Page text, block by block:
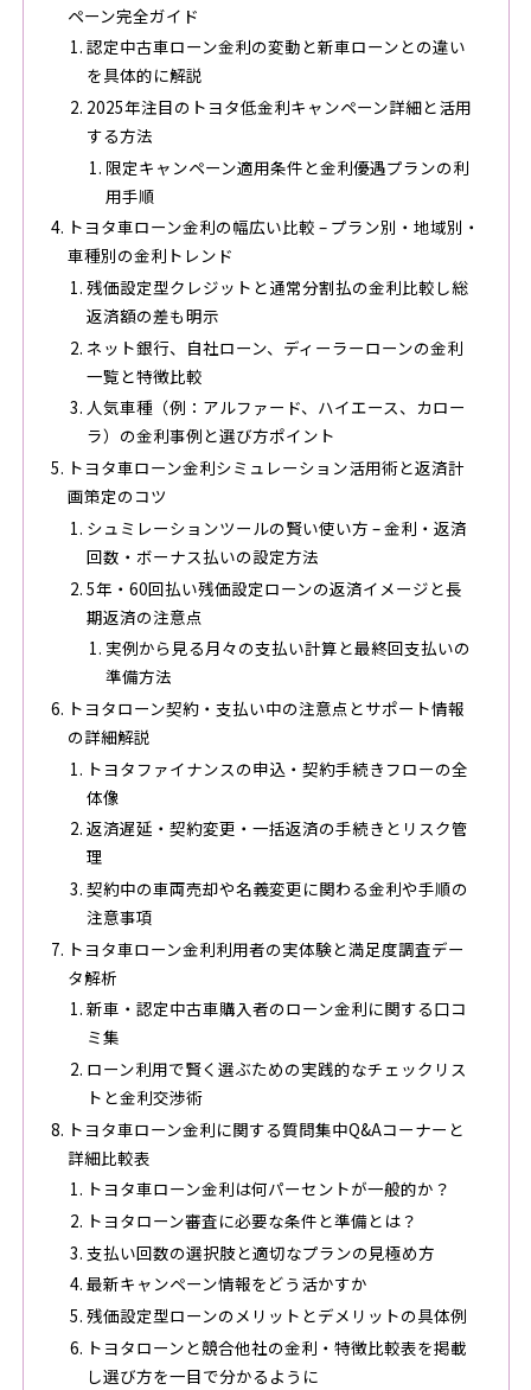
ペーン完全ガイド
認定中古車ローン金利の変動と新車ローンとの違い
を具体的に解説
2025年注目のトヨタ低金利キャンペーン詳細と活用
する方法
限定キャンペーン適用条件と金利優遇プランの利
用手順
トヨタ車ローン金利の幅広い比較 – プラン別・地域別・
車種別の金利トレンド
残価設定型クレジットと通常分割払の金利比較し総
返済額の差も明示
ネット銀行、自社ローン、ディーラーローンの金利
一覧と特徴比較
人気車種（例：アルファード、ハイエース、カロー
ラ）の金利事例と選び方ポイント
トヨタ車ローン金利シミュレーション活用術と返済計
画策定のコツ
シュミレーションツールの賢い使い方 – 金利・返済
回数・ボーナス払いの設定方法
5年・60回払い残価設定ローンの返済イメージと長
期返済の注意点
実例から見る月々の支払い計算と最終回支払いの
準備方法
トヨタローン契約・支払い中の注意点とサポート情報
の詳細解説
トヨタファイナンスの申込・契約手続きフローの全
体像
返済遅延・契約変更・一括返済の手続きとリスク管
理
契約中の車両売却や名義変更に関わる金利や手順の
注意事項
トヨタ車ローン金利利用者の実体験と満足度調査デー
タ解析
新車・認定中古車購入者のローン金利に関する口コ
ミ集
ローン利用で賢く選ぶための実践的なチェックリス
トと金利交渉術
トヨタ車ローン金利に関する質問集中Q&Aコーナーと
詳細比較表
トヨタ車ローン金利は何パーセントが一般的か？
トヨタローン審査に必要な条件と準備とは？
支払い回数の選択肢と適切なプランの見極め方
最新キャンペーン情報をどう活かすか
残価設定型ローンのメリットとデメリットの具体例
トヨタローンと競合他社の金利・特徴比較表を掲載
し選び方を一目で分かるように